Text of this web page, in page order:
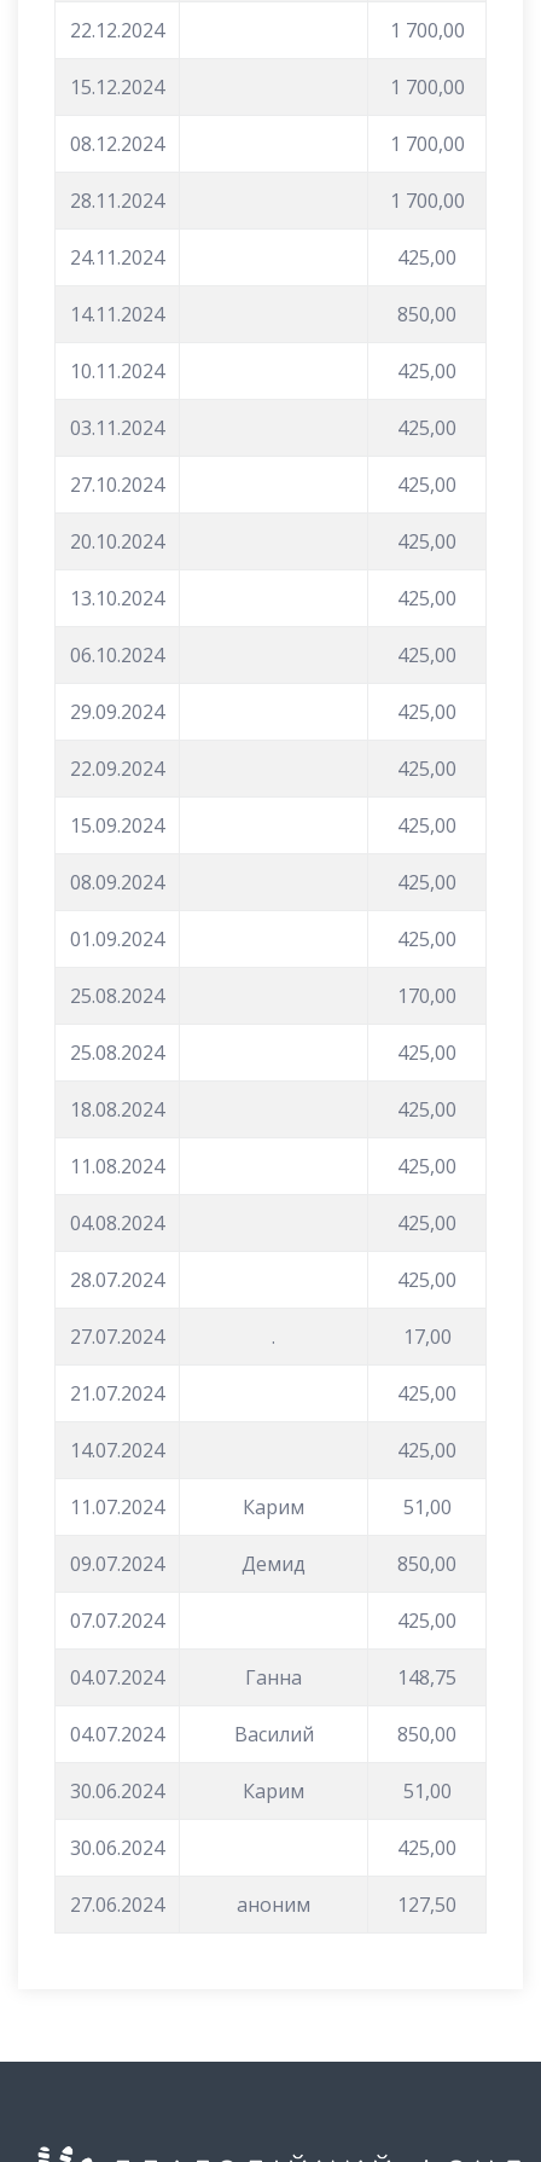
22.12.2024 1 700,00
15.12.2024 1 700,00
08.12.2024 1 700,00
28.11.2024 1 700,00
24.11.2024 425,00
14.11.2024 850,00
10.11.2024 425,00
03.11.2024 425,00
27.10.2024 425,00
20.10.2024 425,00
13.10.2024 425,00
06.10.2024 425,00
29.09.2024 425,00
22.09.2024 425,00
15.09.2024 425,00
08.09.2024 425,00
01.09.2024 425,00
25.08.2024 170,00
25.08.2024 425,00
18.08.2024 425,00
11.08.2024 425,00
04.08.2024 425,00
28.07.2024 425,00
27.07.2024 . 17,00
21.07.2024 425,00
14.07.2024 425,00
11.07.2024 Карим 51,00
09.07.2024 Демид 850,00
07.07.2024 425,00
04.07.2024 Ганна 148,75
04.07.2024 Василий 850,00
30.06.2024 Карим 51,00
30.06.2024 425,00
27.06.2024 аноним 127,50